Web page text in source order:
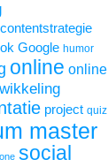
contentstrategie
Google humor
online online
project quiz
master
social